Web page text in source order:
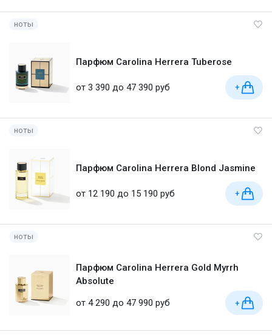
ноты
Парфюм Carolina Herrera Tuberose
от 3 390 до 47 390 руб +
ноты
Парфюм Carolina Herrera Blond Jasmine
от 12 190 до 15 190 руб +
ноты
Парфюм Carolina Herrera Gold Myrrh
Absolute
от 4 290 до 47 990 руб
+